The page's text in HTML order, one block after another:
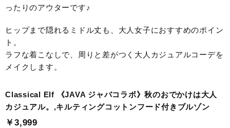
ったりのアウターです♪
ヒップまで隠れるミドル丈も、大人女子におすすめのポイン
ト。
ラフな着こなしで、周りと差がつく大人カジュアルコーデを
メイクします。
Classical Elf 《JAVA ジャバコラボ》秋のおでかけは大人
カジュアル。,キルティングコットンフード付きブルゾン
￥3,999